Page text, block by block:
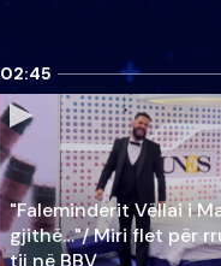
02:45
"Faleminderit Vëllai i
gjithë…"/ Miri flet për